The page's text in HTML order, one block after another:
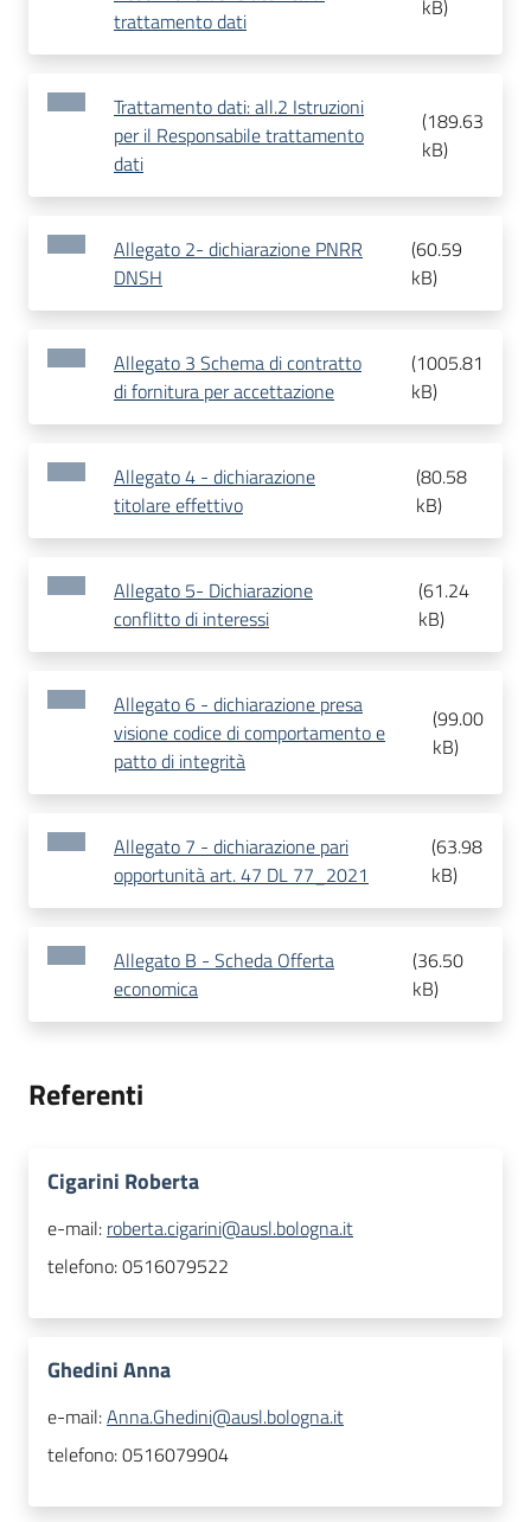
trattamento dati
kB)
Trattamento dati: all.2 Istruzioni
per il Responsabile trattamento
dati
(189.63
kB)
Allegato 2- dichiarazione PNRR
DNSH
(60.59
kB)
Allegato 3 Schema di contratto
di fornitura per accettazione
(1005.81
kB)
Allegato 4 - dichiarazione
titolare effettivo
(80.58
kB)
Allegato 5- Dichiarazione
conflitto di interessi
(61.24
kB)
Allegato 6 - dichiarazione presa
visione codice di comportamento e
patto di integrità
(99.00
kB)
Allegato 7 - dichiarazione pari
opportunità art. 47 DL 77_2021
(63.98
kB)
Allegato B - Scheda Offerta
economica
(36.50
kB)
Referenti
Cigarini Roberta
e-mail: roberta.cigarini@ausl.bologna.it
telefono:0516079522
Ghedini Anna
e-mail:Anna.Ghedini@ausl.bologna.it
telefono:0516079904